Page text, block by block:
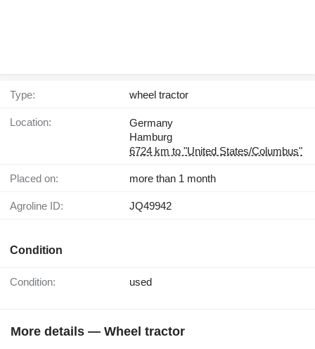
Type: wheel tractor
Location:
Germany
Hamburg
6724 km to "United States/Columbus"
Placed on: more than 1 month
Agroline ID: JQ49942
Condition
Condition: used
More details — Wheel tractor